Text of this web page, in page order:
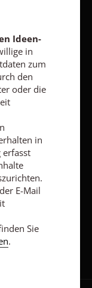
Kontaktdaten
ich jederzeit
Werbung erfasst
auf meine
oder E-
in unseren
Jetzt anmelden
Ideen-
in
zum
den
oder die
in
erfasst
E-Mail
Sie
.